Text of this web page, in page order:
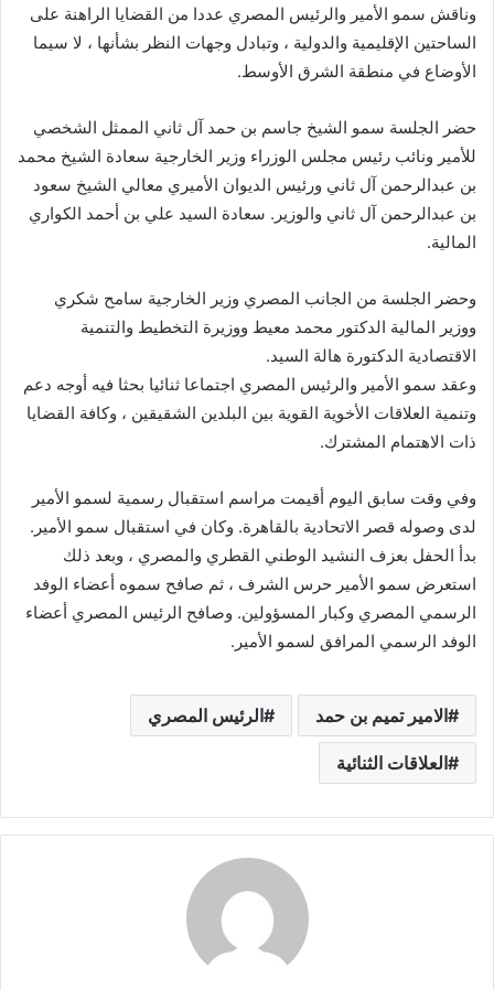
وناقش سمو الأمير والرئيس المصري عددا من القضايا الراهنة على
الساحتين الإقليمية والدولية ، وتبادل وجهات النظر بشأنها ، لا سيما
الأوضاع في منطقة الشرق الأوسط.
حضر الجلسة سمو الشيخ جاسم بن حمد آل ثاني الممثل الشخصي
للأمير ونائب رئيس مجلس الوزراء وزير الخارجية سعادة الشيخ محمد
بن عبدالرحمن آل ثاني ورئيس الديوان الأميري معالي الشيخ سعود
بن عبدالرحمن آل ثاني والوزير. سعادة السيد علي بن أحمد الكواري
المالية.
وحضر الجلسة من الجانب المصري وزير الخارجية سامح شكري
ووزير المالية الدكتور محمد معيط ووزيرة التخطيط والتنمية
الاقتصادية الدكتورة هالة السيد.
وعقد سمو الأمير والرئيس المصري اجتماعا ثنائيا بحثا فيه أوجه دعم
وتنمية العلاقات الأخوية القوية بين البلدين الشقيقين ، وكافة القضايا
ذات الاهتمام المشترك.
وفي وقت سابق اليوم أقيمت مراسم استقبال رسمية لسمو الأمير
لدى وصوله قصر الاتحادية بالقاهرة. وكان في استقبال سمو الأمير.
بدأ الحفل بعزف النشيد الوطني القطري والمصري ، وبعد ذلك
استعرض سمو الأمير حرس الشرف ، ثم صافح سموه أعضاء الوفد
الرسمي المصري وكبار المسؤولين. وصافح الرئيس المصري أعضاء
الوفد الرسمي المرافق لسمو الأمير.
الامير تميم بن حمد الرئيس المصري
العلاقات الثنائية